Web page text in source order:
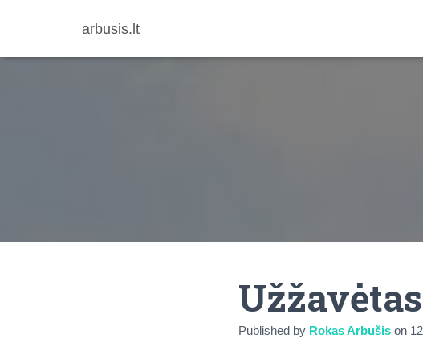
arbusis.lt
Užžavėtas
Published by Rokas Arbušis on